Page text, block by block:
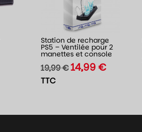
Station de recharge
PS5 – Ventilée pour 2
manettes et console
19,99€Le
19,99 €.
14,99€Le
14,99 €.
TTC